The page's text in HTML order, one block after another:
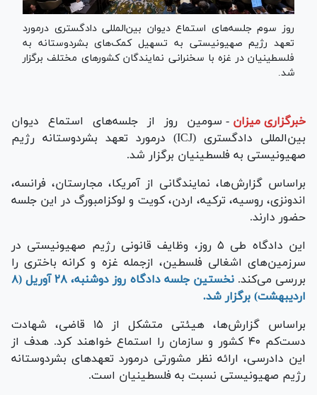
روز سوم جلسه‌های استماع دیوان بین‌المللی دادگستری درمورد
تعهد رژیم صهیونیستی به تسهیل کمک‌های بشردوستانه به
فلسطینیان در غزه با سخنرانی نمایندگان کشور‌های مختلف برگزار
شد.
خبرگزاری میزان - سومین روز از جلسه‌های استماع دیوان
بین‌المللی دادگستری (ICJ) درمورد تعهد بشردوستانه رژیم
صهیونیستی به فلسطینیان برگزار شد.
براساس گزارش‌ها، نمایندگانی از آمریکا، مجارستان، فرانسه،
اندونزی، روسیه، ترکیه، اردن، کویت و لوکزامبورگ در این جلسه
حضور دارند.
این دادگاه طی ۵ روز، وظایف قانونی رژیم صهیونیستی در
سرزمین‌های اشغالی فلسطین، ازجمله غزه و کرانه باختری را
بررسی می‌کند.
نخستین جلسه دادگاه روز دوشنبه، ۲۸ آوریل (۸
اردیبهشت) برگزار شد.
براساس گزارش‌ها، هیئتی متشکل از ۱۵ قاضی، شهادت
دست‌کم ۴۰ کشور و سازمان را استماع خواهند کرد. هدف از
این دادرسی، ارائه نظر مشورتی درمورد تعهد‌های بشردوستانه
رژیم صهیونیستی نسبت به فلسطینیان است.